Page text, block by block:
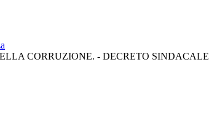
CORRUZIONE. - DECRETO SINDACALE